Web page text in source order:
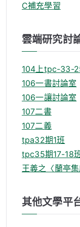
C補充學習
雲端研究討
104上tpc-33-
106一書討論室
106一讓討論室
107二書
107二義
tpa32期1班
tpc35期17-18
王義之〈蘭亭
其他文學平